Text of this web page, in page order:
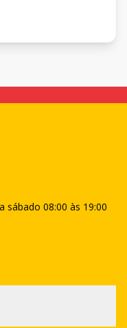
sábado 08:00 às 19:00